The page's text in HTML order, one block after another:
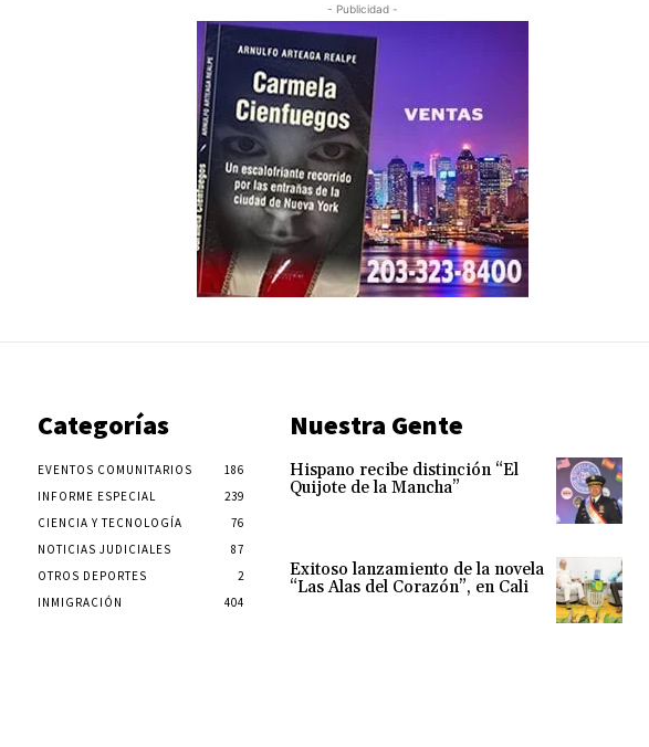
- Publicidad -
Categorías
EVENTOS COMUNITARIOS
186
INFORME ESPECIAL
239
CIENCIA Y TECNOLOGÍA
76
NOTICIAS JUDICIALES
87
OTROS DEPORTES
2
INMIGRACIÓN
404
Nuestra Gente
Hispano recibe distinción “El
Quijote de la Mancha”
Exitoso lanzamiento de la novela
“Las Alas del Corazón”, en Cali